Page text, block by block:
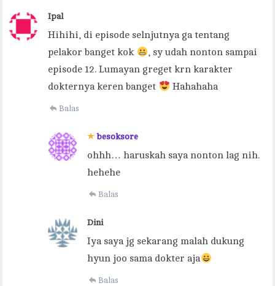
Ipal
Hihihi, di episode selnjutnya ga tentang
pelakor banget kok
, sy udah nonton sampai
episode 12. Lumayan greget krn karakter
dokternya keren banget
Hahahaha
Balas
besoksore
ohhh… haruskah saya nonton lag nih.
hehehe
Balas
Dini
Iya saya jg sekarang malah dukung
hyun joo sama dokter aja
Balas